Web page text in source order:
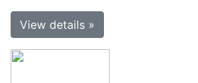
View details »